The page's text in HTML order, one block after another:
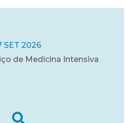
SET 2026
de Medicina Intensiva